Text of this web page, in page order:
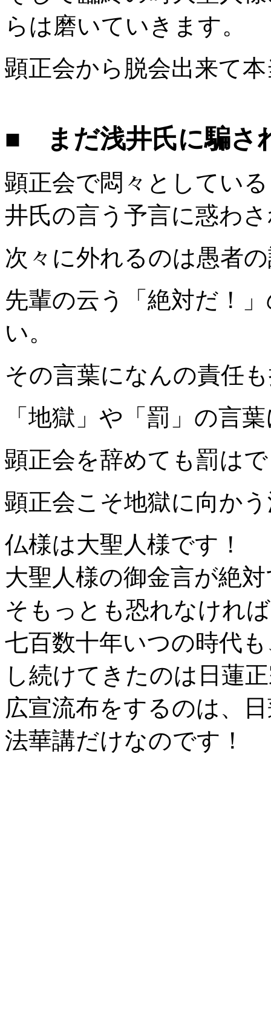
らは磨いていきます。
顕正会から脱会出来て
■ まだ浅井氏に騙さ
顕正会で悶々としてい
井氏の言う予言に惑わ
次々に外れるのは愚者
先輩の云う「絶対だ！
い。
その言葉になんの責任
「地獄」や「罰」の言
顕正会を辞めても罰は
顕正会こそ地獄に向か
仏様は大聖人様です！
大聖人様の御金言が絶
そもっとも恐れなけれ
七百数十年いつの時代
し続けてきたのは日蓮
広宣流布をするのは、
法華講だけなのです！